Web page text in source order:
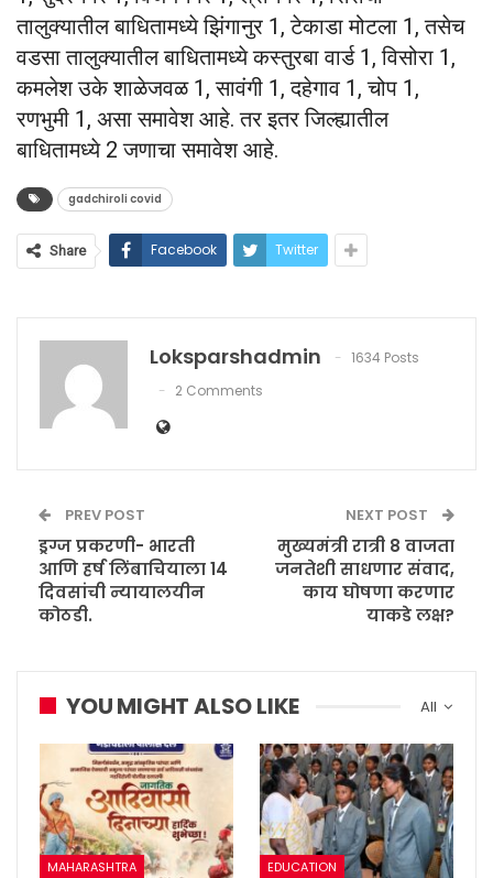
तालुक्यातील बाधितामध्ये झिंगानुर 1, टेकाडा मोटला 1, तसेच
वडसा तालुक्यातील बाधितामध्ये कस्तुरबा वार्ड 1, विसोरा 1,
कमलेश उके शाळेजवळ 1, सावंगी 1, दहेगाव 1, चोप 1,
रणभुमी 1, असा समावेश आहे. तर इतर जिल्ह्यातील
बाधितामध्ये 2 जणाचा समावेश आहे.
gadchiroli covid
Share Facebook Twitter
Loksparshadmin
1634 Posts
2 Comments
PREV POST
ड्रग्ज प्रकरणी- भारती
आणि हर्ष लिंबाचियाला 14
दिवसांची न्यायालयीन
कोठडी.
NEXT POST
मुख्यमंत्री रात्री 8 वाजता
जनतेशी साधणार संवाद,
काय घोषणा करणार
याकडे लक्ष?
All
YOU MIGHT ALSO LIKE
MAHARASHTRA EDUCATION